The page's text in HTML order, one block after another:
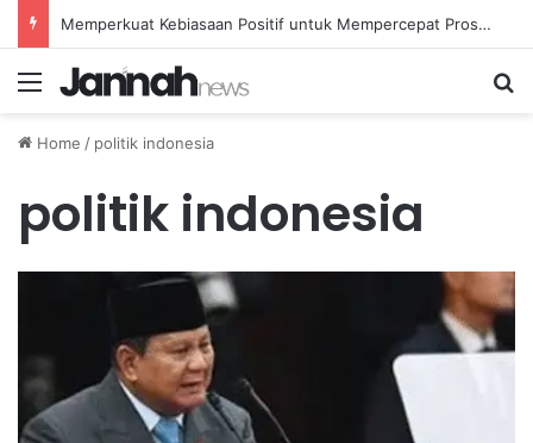
Memperkuat Kebiasaan Positif untuk Mempercepat Proses Pemulihan Mental Anda
Menu
Home / politik indonesia
politik indonesia